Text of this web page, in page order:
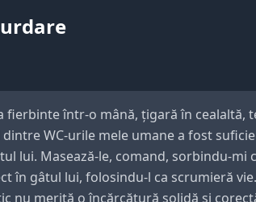
fierbinte într-o mână, țigară în cealaltă,
WC-urile mele umane a fost
lui. Masează-le, comand, sorbindu-mi
în gâtul lui, folosindu-l ca scrumieră
nu merită o încărcătură solidă și